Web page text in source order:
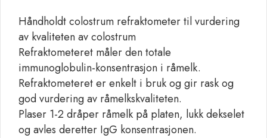
Håndholdt colostrum refraktometer til vurdering
av kvaliteten av colostrum
Refraktometeret måler den totale
immunoglobulin-konsentrasjon i råmelk.
Refraktometeret er enkelt i bruk og gir rask og
god vurdering av råmelkskvaliteten.
Plaser 1-2 dråper råmelk på platen, lukk dekselet
og avles deretter IgG konsentrasjonen.